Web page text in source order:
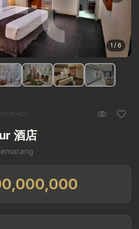
1 / 6
625
酒店